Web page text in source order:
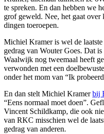
te spreken. En dan hebben we
grof geweld. Nee, het gaat
dingen toeroepen.
Michiel Kramer is wel de
gedrag van Wouter Goes. Dat
Waalwijk nog tweemaal heeft
verwonden met een
onder het mom van “Ik
En dan stelt Michiel Kramerbij
“Eens normaal moet doen”.
Vincent Schildkamp, die ook
van RKC misschien wel de
gedrag van anderen.